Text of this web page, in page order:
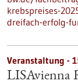
krebspreises-
dreifach-erfolg-
Veranstaltung -
LISAvienna